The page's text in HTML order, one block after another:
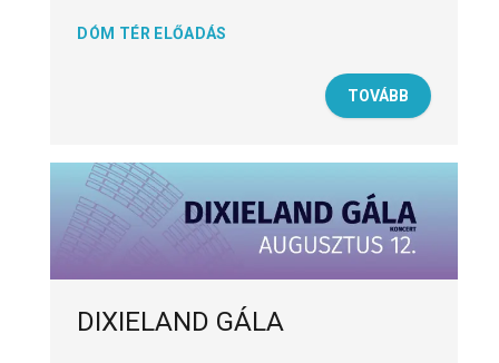
DÓM TÉR ELŐADÁS
TOVÁBB
DIXIELAND GÁLA